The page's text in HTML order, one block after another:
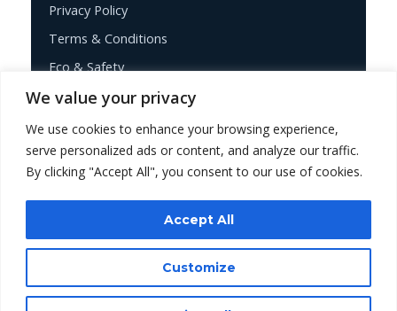
We value your privacy
We use cookies to enhance your browsing experience,
serve personalized ads or content, and analyze our traffic.
By clicking "Accept All", you consent to our use of cookies.
Customize
Accept All
Privacy Policy
Terms & Conditions
Eco & Safety
CONTACT
+385 91 400 2500
WhatsApp
© 2026 Pula Boat Tours – Adventures. All rights
reserved.